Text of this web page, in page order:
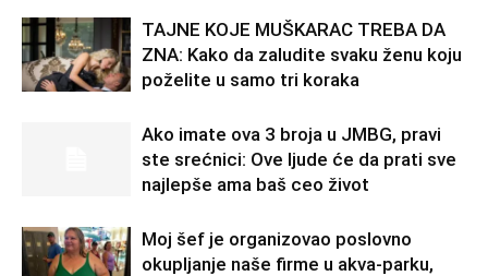
TAJNE KOJE MUŠKARAC TREBA DA
ZNA: Kako da zaludite svaku ženu koju
poželite u samo tri koraka
Ako imate ova 3 broja u JMBG, pravi
ste srećnici: Ove ljude će da prati sve
najlepše ama baš ceo život
Moj šef je organizovao poslovno
okupljanje naše firme u akva-parku,